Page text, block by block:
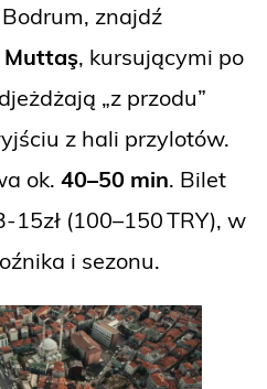
znajdź
Muttaş, kursującymi po
„z przodu”
z hali przylotów.
ok. 40–50 min. Bilet
15zł (100–150 TRY), w
i sezonu.